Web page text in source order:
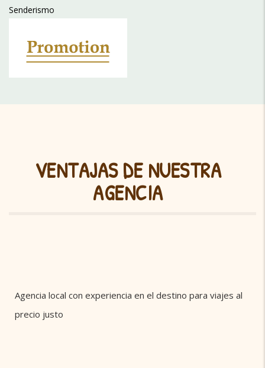
Senderismo
VENTAJAS DE NUESTRA
AGENCIA
Agencia local con experiencia en el destino para viajes al
precio justo